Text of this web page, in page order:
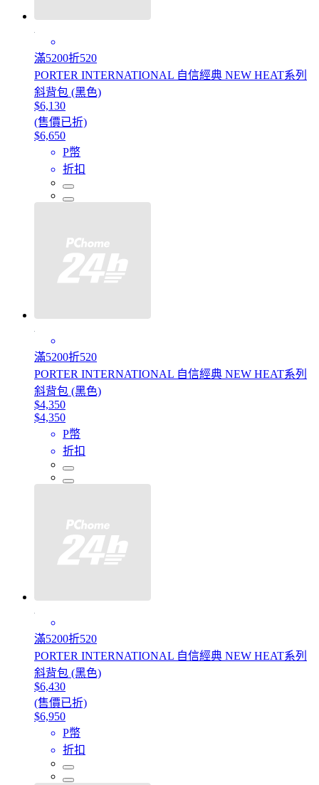
滿5200折520
PORTER INTERNATIONAL 自信經典 NEW HEAT系列
斜背包 (黑色)
$6,130
(售價已折)
$6,650
P幣
折扣
滿5200折520
PORTER INTERNATIONAL 自信經典 NEW HEAT系列
斜背包 (黑色)
$4,350
$4,350
P幣
折扣
滿5200折520
PORTER INTERNATIONAL 自信經典 NEW HEAT系列
斜背包 (黑色)
$6,430
(售價已折)
$6,950
P幣
折扣